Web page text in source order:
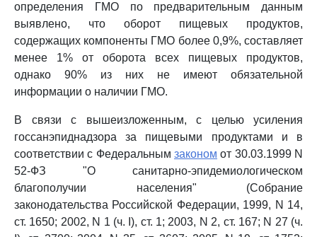
определения ГМО по предварительным данным
выявлено, что оборот пищевых продуктов,
содержащих компоненты ГМО более 0,9%, составляет
менее 1% от оборота всех пищевых продуктов,
однако 90% из них не имеют обязательной
информации о наличии ГМО.
В связи с вышеизложенным, с целью усиления
госсанэпиднадзора за пищевыми продуктами и в
соответствии с Федеральным законом от 30.03.1999 N
52-ФЗ "О санитарно-эпидемиологическом
благополучии населения" (Собрание
законодательства Российской Федерации, 1999, N 14,
ст. 1650; 2002, N 1 (ч. I), ст. 1; 2003, N 2, ст. 167; N 27 (ч.